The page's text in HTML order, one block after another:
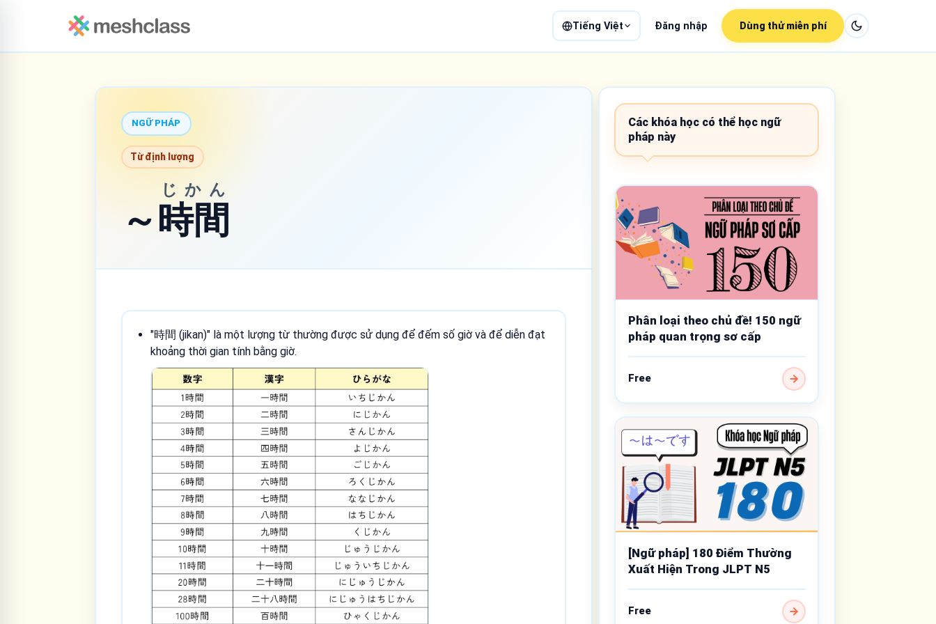
Tiếng Việt Đăng nhập Dùng thử miễn phí
NGỮ PHÁP
Từ định lượng
～時間
じかん
"時間 (jikan)" là một lượng từ thường được sử dụng để đếm số giờ và để diễn đạt
khoảng thời gian tính bằng giờ.
Các khóa học có thể học ngữ
pháp này
Phân loại theo chủ đề! 150 ngữ
pháp quan trọng sơ cấp
Free
[Ngữ pháp] 180 Điểm Thường
Xuất Hiện Trong JLPT N5
Free